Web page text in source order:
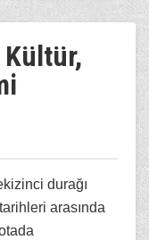
Kültür,
durağı
arasında